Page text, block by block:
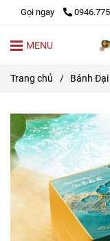
Gọi ngay
MENU
Trang chủ / Bánh